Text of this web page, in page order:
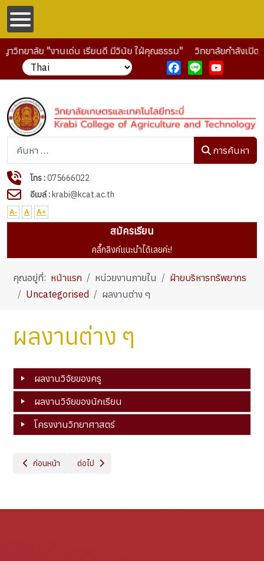
าวิทยาลัย "งานเด่น เรียนดี มีวินัย ใฝ่คุณธรรม" วิทยาลัยกำลังเปิ
Facebook
Line YouTube
การค้นหา การค้นหา
โทร :075666022
อีเมล์ :krabi@kcat.ac.th
A- A A+
สมัครเรียน
คลื๊กลิงค์แนะนำได้เลยค่ะ!
คุณอยู่ที่: หน้าแรก หน่วยงานภายใน
ฝ่ายบริหารทรัพยากร
Uncategorised
ผลงานต่าง ๆ
ผลงานต่าง ๆ
ผลงานวิจัยของครู
ผลงานวิจัยของนักเรียน
โครงงานวิทยาศาสตร์
เนื้อหาก่อนหน้า: หลักสูตรระยะสั้น
ก่อนหน้า เนื้อหาถัดไป: กระดานข่าว
ต่อไป